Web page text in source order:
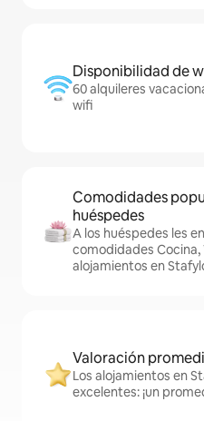
Disponibilidad de
60 alquileres
wifi
Comodidades
huéspedes
A los huéspedes les
comodidades Cocina,
alojamientos en
Valoración
Los alojamientos en
excelentes: ¡un